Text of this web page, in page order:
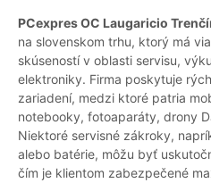
PCexpres OC Laugaricio
na slovenskom trhu, ktorý má
skúseností v oblasti servisu,
elektroniky. Firma poskytuje
zariadení, medzi ktoré patria
notebooky, fotoaparáty, drony
Niektoré servisné zákroky,
alebo batérie, môžu byť
čím je klientom zabezpečené